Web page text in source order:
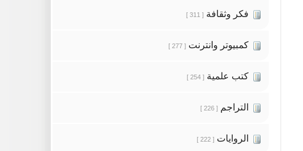
فكر وثقافة [ 311 ]
كمبيوتر وانترنت [ 277 ]
كتب علمية [ 254 ]
التراجم [ 226 ]
الروايات [ 222 ]